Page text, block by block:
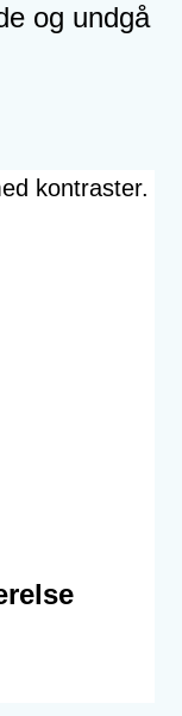
og undgå